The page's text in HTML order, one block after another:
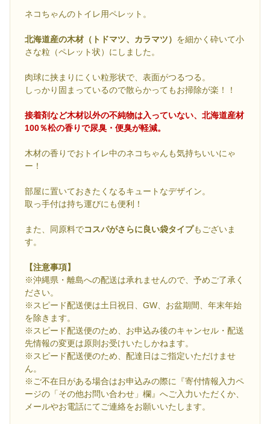
ネコちゃんのトイレ用ペレット。
北海道産の木材（トドマツ、カラマツ） を細かく砕いて小
さな粒（ペレット状）にしました。
肉球に挟まりにくい粒形状で、表面がつるつる。
しっかり固まっているので散らかってもお掃除が楽！！
接着剤など木材以外の不純物は入っていない、北海道産材
100％松の香りで尿臭・便臭が軽減。
木材の香りでおトイレ中のネコちゃんも気持ちいいにゃ
ー！
部屋に置いておきたくなるキュートなデザイン。
取っ手付は持ち運びにも便利！
また、同原料でコスパがさらに良い袋タイプもございま
す。
【注意事項】
※沖縄県・離島への配送は承れませんので、予めご了承く
ださい。
※スピード配送便は土日祝日、GW、お盆期間、年末年始
を除きます。
※スピード配送便のため、お申込み後のキャンセル・配送
先情報の変更は原則お受けいたしかねます。
※スピード配送便のため、配達日はご指定いただけませ
ん。
※ご不在日がある場合はお申込みの際に『寄付情報入力ペ
ージの「その他お問い合わせ」欄』へご入力いただくか、
メールやお電話にてご連絡をお願いいたします。